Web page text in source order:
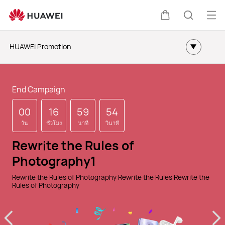
ตะกร้าค้นหา
เปิ
HUAWEI Promotion
Fittes Neues Jahr
Partneraktionen
Rewrite the Rules of
Photography2
Rewrite the Rules of Photography Rewrite the Rules Rewrite the
Rules of Photography
End Campaign
00
วัน
16
ชั่วโมง
59
นาที
54
วินาที
Rewrite the Rules of
Photography1
Rewrite the Rules of Photography Rewrite the Rules Rewrite the
Rules of Photography
Rewrite the Rules of
Photography2
Rewrite the Rules of Photography Rewrite the Rules Rewrite the
Rules of Photography
End Campaign
00
วัน
16
ชั่วโมง
59
นาที
54
วินาที
Rewrite the Rules of
Photography1
Rewrite the Rules of Photography Rewrite the Rules Rewrite the
Rules of Photography